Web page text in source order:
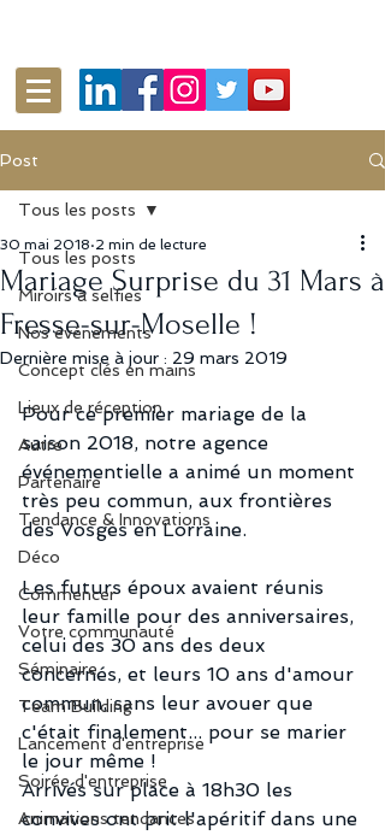
Post
Tous les posts
Miroirs à selfies
Nos événements
Concept clés en mains
Lieux de réception
Autre
Partenaire
Tendance & Innovations
Déco
Commencer
Votre communauté
Séminaire
Team Building
Lancement d'entreprise
Soirée d'entreprise
Animations tendances
Tous les posts
Mariage Surprise du 31 Mars à
Fresse-sur-Moselle !
30 mai 2018 2 min de lecture
Dernière mise à jour : 29 mars 2019
Pour ce premier mariage de la
saison 2018, notre agence
événementielle a animé un moment
très peu commun, aux frontières
des Vosges en Lorraine.
Les futurs époux avaient réunis
leur famille pour des anniversaires,
celui des 30 ans des deux
concernés, et leurs 10 ans d'amour
commun, sans leur avouer que
c'était finalement... pour se marier
le jour même !
Arrivés sur place à 18h30 les
convives ont prit l'apéritif dans une